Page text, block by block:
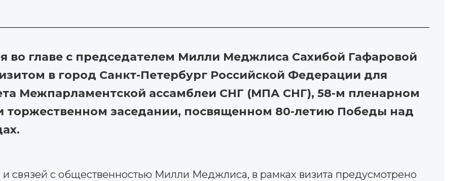
во главе с председателем Милли Меджлиса Сахибой Гафаровой
в город Санкт-Петербург Российской Федерации для
Межпарламентской ассамблеи СНГ (МПА СНГ), 58-м пленарном
торжественном заседании, посвященном 80-летию Победы над
связей с общественностью Милли Меджлиса, в рамках визита предусмотрено